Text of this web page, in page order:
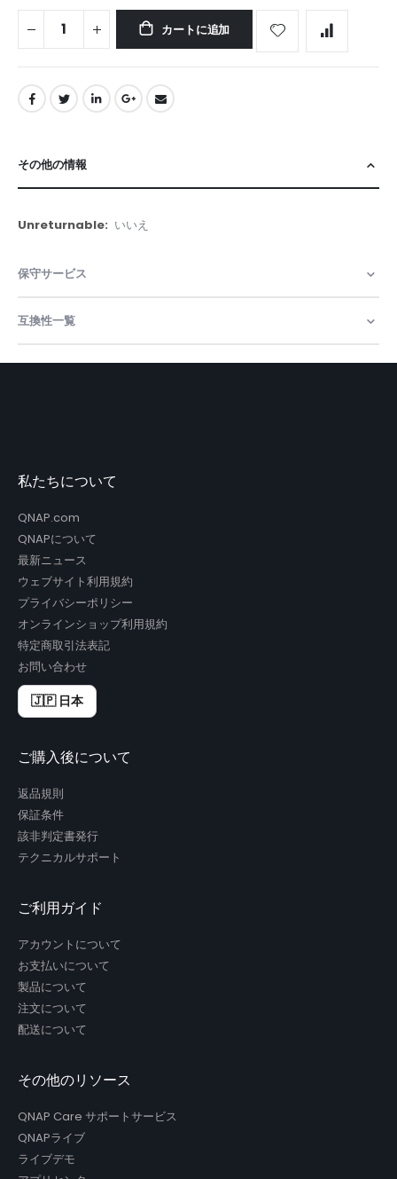
カートに追加
その他の情報
そ
の
情
報
いいえ
保守サービス
互換性一覧
私たちについて
QNAP.com
QNAPについて
最新ニュース
ウェブサイト利用規約
プライバシーポリシー
オンラインショップ利用規約
特定商取引法表記
お問い合わせ
🇯🇵 日本
ご購入後について
返品規則
保証条件
該非判定書発行
テクニカルサポート
ご利用ガイド
アカウントについて
お支払いについて
製品について
注文について
配送について
その他のリソース
QNAP Care サポートサービス
QNAPライブ
ライブデモ